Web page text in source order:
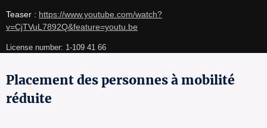
Teaser : https://www.youtube.com/watch?
v=CjTVuL7892Q&feature=youtu.be
License number: 1-109 41 66
Placement des personnes à mobilité
réduite